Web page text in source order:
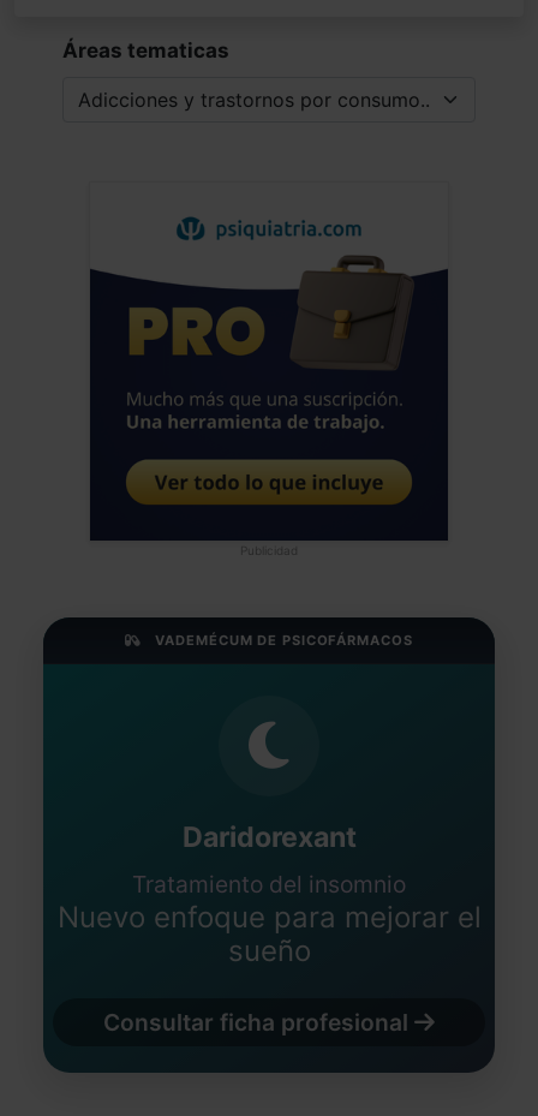
Áreas tematicas
Publicidad
VADEMÉCUM DE PSICOFÁRMACOS
Daridorexant
Tratamiento del insomnio
Nuevo enfoque para mejorar el
sueño
Consultar ficha profesional